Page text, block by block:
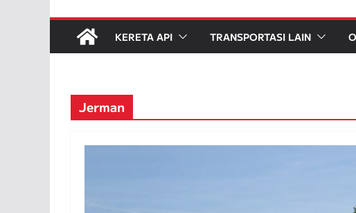
KERETA API TRANSPORTASI LAIN
Jerman